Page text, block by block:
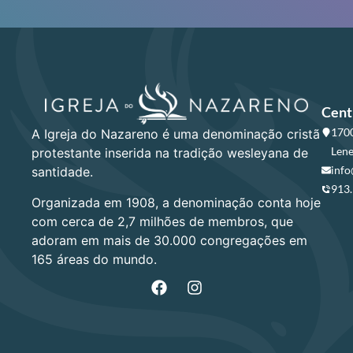
A Igreja do Nazareno é uma denominação cristã
protestante inserida na tradição wesleyana de
santidade.
Organizada em 1908, a denominação conta hoje
com cerca de 2,7 milhões de membros, que
adoram em mais de 30.000 congregações em
165 áreas do mundo.